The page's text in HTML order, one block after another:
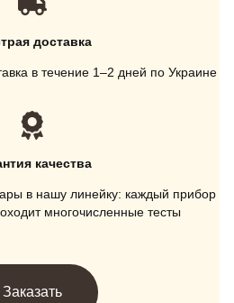
доставка
в течение 1–2 дней по Украине
качества
в нашу линейку: каждый прибор
многочисленные тесты
Заказать